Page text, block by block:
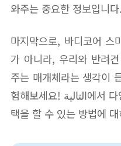
와주는 중요한 정보입니다.
마지막으로, 바디코어 스
가 아니라, 우리와 반려
주는 매개체라는 생각이
험해보세요! التالية에서 다양한 제품을 비교하여 최적의 선
택을 할 수 있는 방법에